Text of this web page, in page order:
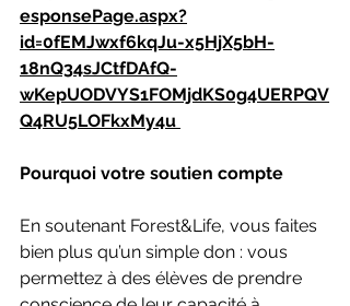
esponsePage.aspx?
id=0fEMJwxf6kqJu-x5HjX5bH-
18nQ34sJCtfDAfQ-
wKepUODVYS1FOMjdKS0g4UERPQV
Q4RU5LOFkxMy4u
Pourquoi votre soutien compte
En soutenant Forest&Life, vous faites
bien plus qu’un simple don : vous
permettez à des élèves de prendre